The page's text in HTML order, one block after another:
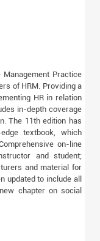
Management Practice
of HRM. Providing a
HR in relation
in-depth coverage
The 11th edition has
textbook, which
on-line
and student;
and material for
updated to include all
chapter on social